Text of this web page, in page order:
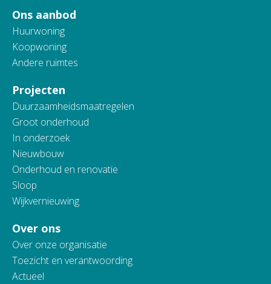
Ons aanbod
Huurwoning
Koopwoning
Andere ruimtes
Projecten
Duurzaamheidsmaatregelen
Groot onderhoud
In onderzoek
Nieuwbouw
Onderhoud en renovatie
Sloop
Wijkvernieuwing
Over ons
Over onze organisatie
Toezicht en verantwoording
Actueel